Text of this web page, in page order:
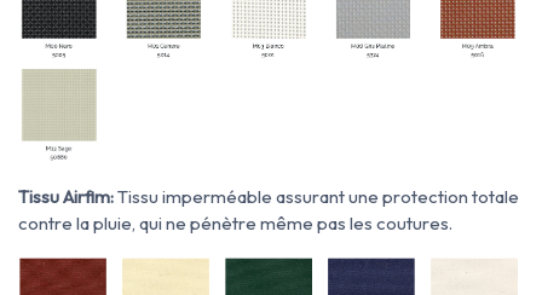
Tissu Airfim:Tissu imperméable assurant une protection totale
contre la pluie, qui ne pénètre même pas les coutures.